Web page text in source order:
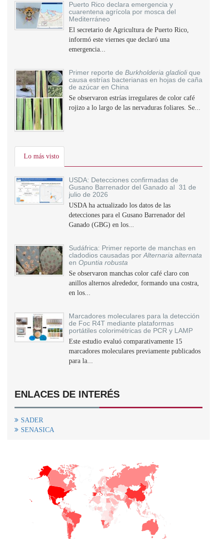
Puerto Rico declara emergencia y
cuarentena agrícola por mosca del
Mediterráneo
El secretario de Agricultura de Puerto Rico,
informó este viernes que declaró una
emergencia...
Primer reporte de Burkholderia gladiolique
causa estrías bacterianas en hojas de caña
de azúcar en China
Se observaron estrías irregulares de color café
rojizo a lo largo de las nervaduras foliares. Se...
Lo más visto
USDA: Detecciones confirmadas de
Gusano Barrenador del Ganado al 31 de
julio de 2026
USDA ha actualizado los datos de las
detecciones para el Gusano Barrenador del
Ganado (GBG) en los...
Sudáfrica: Primer reporte de manchas en
cladodios causadas por Alternaria alternata
en Opuntia robusta
Se observaron manchas color café claro con
anillos alternos alrededor, formando una costra,
en los...
Marcadores moleculares para la detección
de Foc R4T mediante plataformas
portátiles colorimétricas de PCR y LAMP
Este estudio evaluó comparativamente 15
marcadores moleculares previamente publicados
para la...
ENLACES DE INTERÉS
SADER
SENASICA